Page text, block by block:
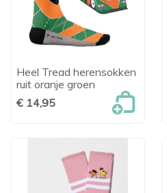
Heel Tread herensokken
ruit oranje groen
€ 14,95